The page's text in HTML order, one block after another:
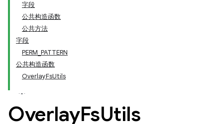
字段
公共构造函数
公共方法
字段
PERM_PATTERN
公共构造函数
OverlayFsUtils
OverlayFsUtils